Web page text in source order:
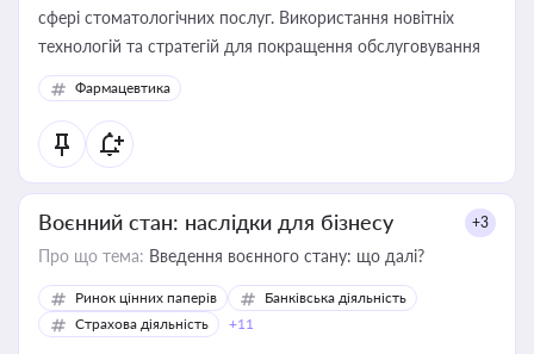
сфері стоматологічних послуг. Використання новітніх
технологій та стратегій для покращення обслуговування
Фармацевтика
Воєнний стан: наслідки для бізнесу +3
Про що тема: Введення воєнного стану: що далі?
Ринок цінних паперів
Банківська діяльність
Страхова діяльність
+11